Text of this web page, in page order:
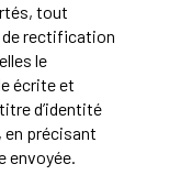
tout
de rectification
le
écrite et
d’identité
en précisant
envoyée.